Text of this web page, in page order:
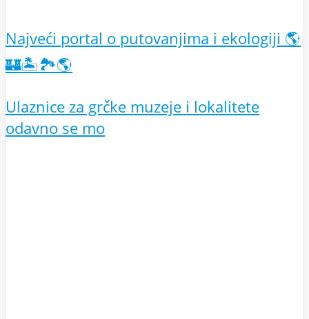
Najveći portal o putovanjima i ekologiji 🌎
🏰🏝️🏞️🌎
Ulaznice za grčke muzeje i lokalitete
odavno se mo